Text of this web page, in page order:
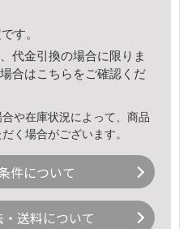
す。
代金引換の場合に限りま
合はこちら をご確認くだ
や在庫状況によって、商品
く場合がございます。
件について
送料について